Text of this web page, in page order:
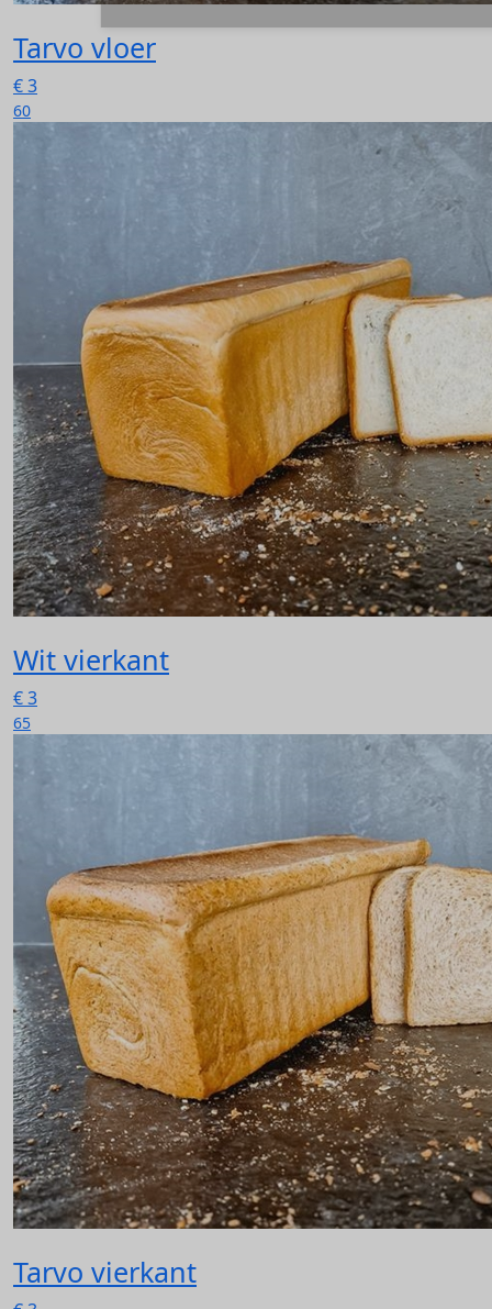
Tarvo vloer
€3
60
Wit vierkant
€3
65
Tarvo vierkant